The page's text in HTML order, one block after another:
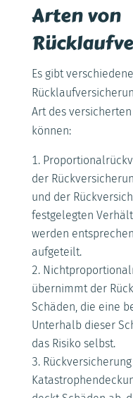
Arten von
Es gibt
Art des
können:
der
und der
festgelegten
werden
aufgeteilt.
übernimmt der
Schäden, die eine
Unterhalb dieser
das Risiko selbst.